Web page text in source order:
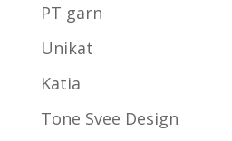
PT garn
Unikat
Katia
Tone Svee Design